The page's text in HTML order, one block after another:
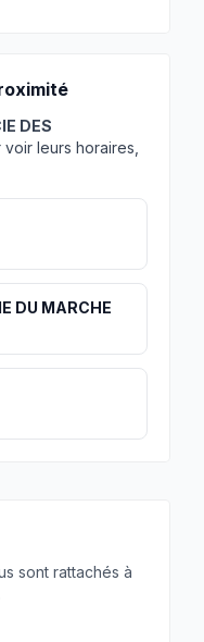
DES
leurs horaires,
DU MARCHE
sont rattachés à